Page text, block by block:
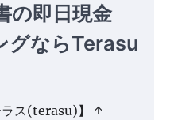
の即日現金
グならTerasu
ラス(terasu)】 ↑